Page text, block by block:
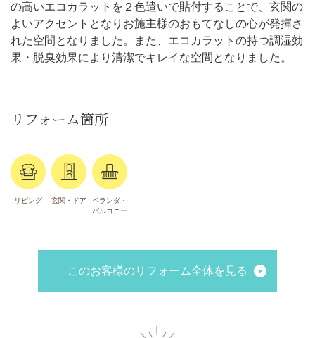
の高いエコカラットを２色遣いで貼付することで、玄関の
よいアクセントとなりお施主様のおもてなしの心が発揮さ
れた空間となりました。また、エコカラットの持つ調湿効
果・脱臭効果により清潔でキレイな空間となりました。
リフォーム箇所
リビング 玄関・ドア
ベランダ・
バルコニー
このお客様のリフォーム全体を見る